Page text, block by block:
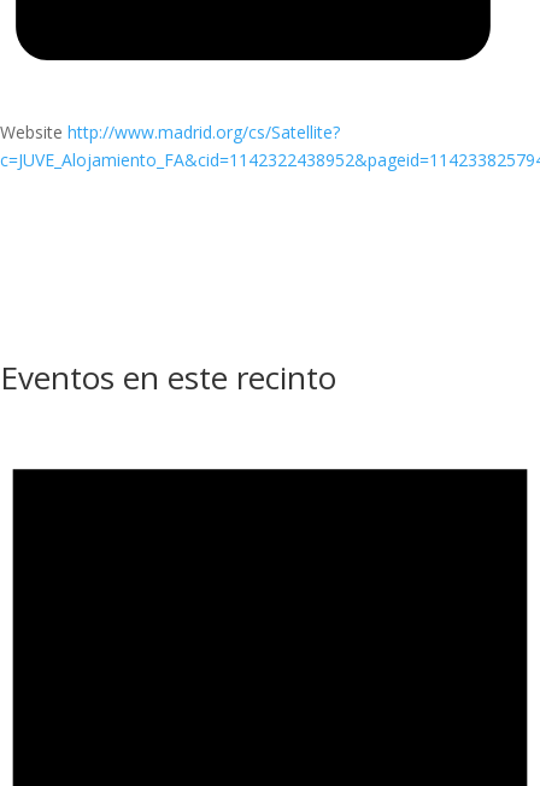
Website http://www.madrid.org/cs/Satellite?
Eventos en este recinto